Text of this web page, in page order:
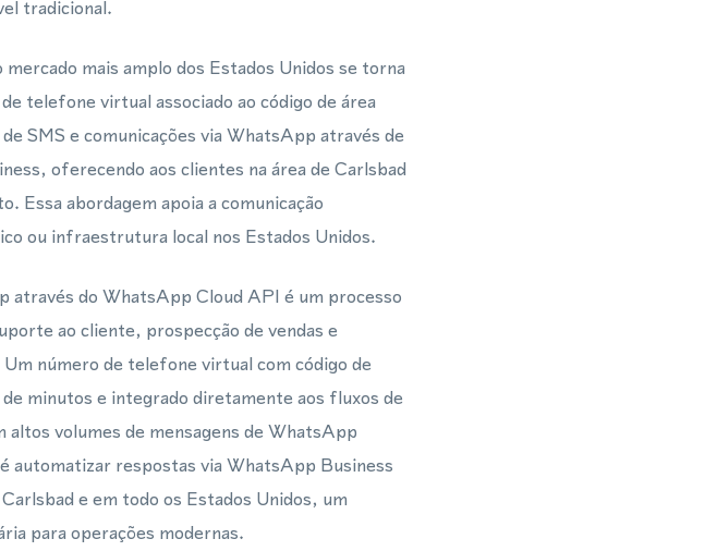
tradicional.
mais amplo dos Estados Unidos se torna
telefone virtual associado ao código de área
SMS e comunicações via WhatsApp através de
oferecendo aos clientes na área de Carlsbad
Essa abordagem apoia a comunicação
ou infraestrutura local nos Estados Unidos.
do WhatsApp Cloud API é um processo
ao cliente, prospecção de vendas e
número de telefone virtual com código de
minutos e integrado diretamente aos fluxos de
volumes de mensagens de WhatsApp
automatizar respostas via WhatsApp Business
e em todo os Estados Unidos, um
para operações modernas.